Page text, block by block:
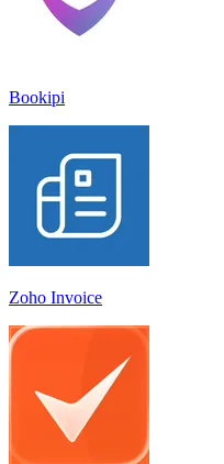
Bookipi
Zoho Invoice